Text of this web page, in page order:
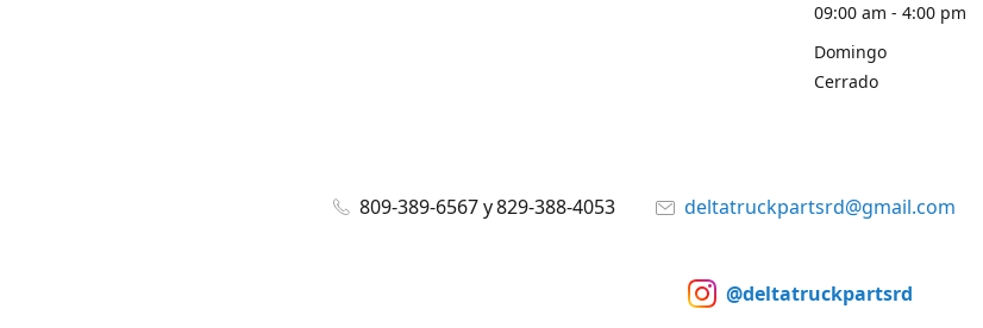
09:00 am - 4:00 pm
Domingo
Cerrado
809-389-6567 y 829-388-4053 deltatruckpartsrd@gmail.com
@deltatruckpartsrd